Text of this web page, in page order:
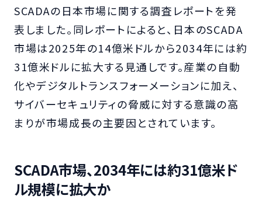
SCADAの日本市場に関する調査レポートを発
表しました。同レポートによると、日本のSCADA
市場は2025年の14億米ドルから2034年には約
31億米ドルに拡大する見通しです。産業の自動
化やデジタルトランスフォーメーションに加え、
サイバーセキュリティの脅威に対する意識の高
まりが市場成長の主要因とされています。
SCADA市場、2034年には約31億米ド
ル規模に拡大か